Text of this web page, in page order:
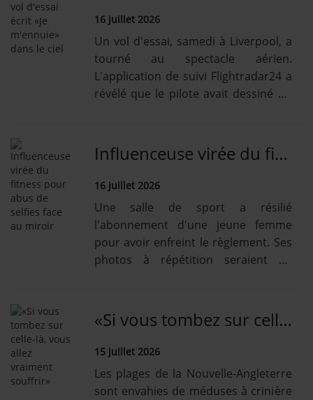
16 juillet 2026
Un vol d'essai, samedi à Liverpool, a
tourné au spectacle aérien.
L'application de suivi Flightradar24 a
révélé que le pilote avait dessiné un
Influenceuse virée du fitness pour abus de selfies face au miroir
16 juillet 2026
Une salle de sport a résilié
l'abonnement d'une jeune femme
pour avoir enfreint le règlement. Ses
photos à répétition seraient en
«Si vous tombez sur celle-là, vous allez vraiment souffrir»
15 juillet 2026
Les plages de la Nouvelle-Angleterre
sont envahies de méduses à crinière